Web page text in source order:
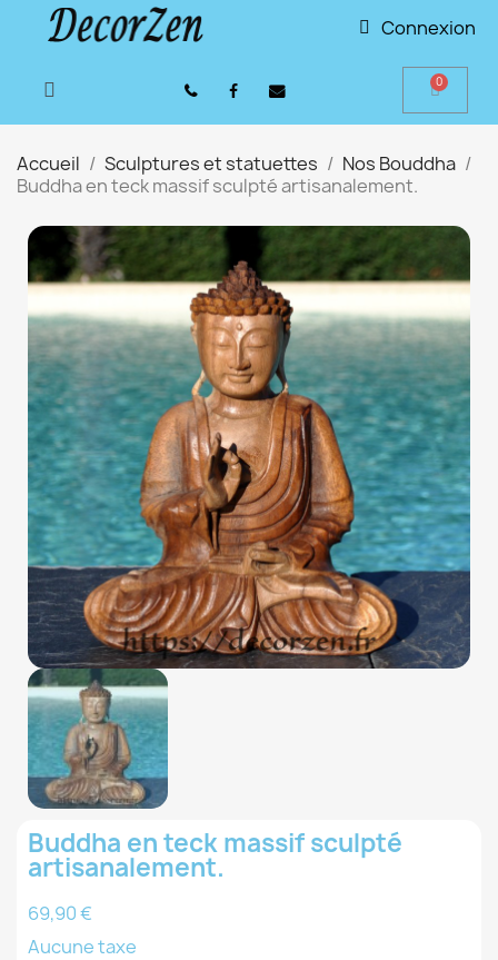
Connexion
Accueil Sculptures et statuettes
Nos Bouddha
Buddha en teck massif sculpté artisanalement.
Buddha en teck massif sculpté
artisanalement.
69,90 €
Aucune taxe